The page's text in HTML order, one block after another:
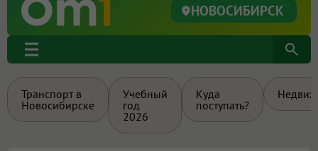
НОВОСИБИРСК
Транспорт в
Новосибирске
Учебный
год
2026
Куда
поступать?